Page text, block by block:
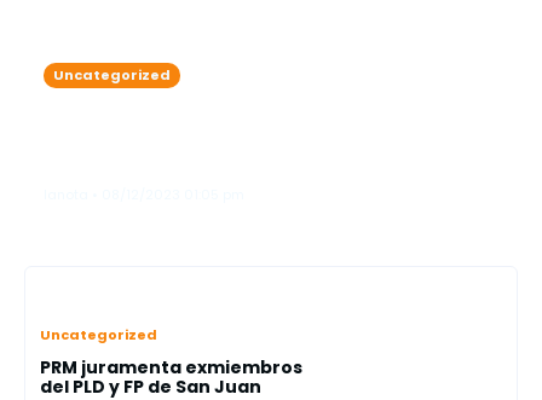
Uncategorized
Uncategorized
PRM juramenta exmiembros
del PLD y FP de San Juan